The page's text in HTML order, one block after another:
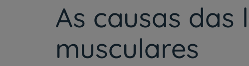
As causas das
musculares